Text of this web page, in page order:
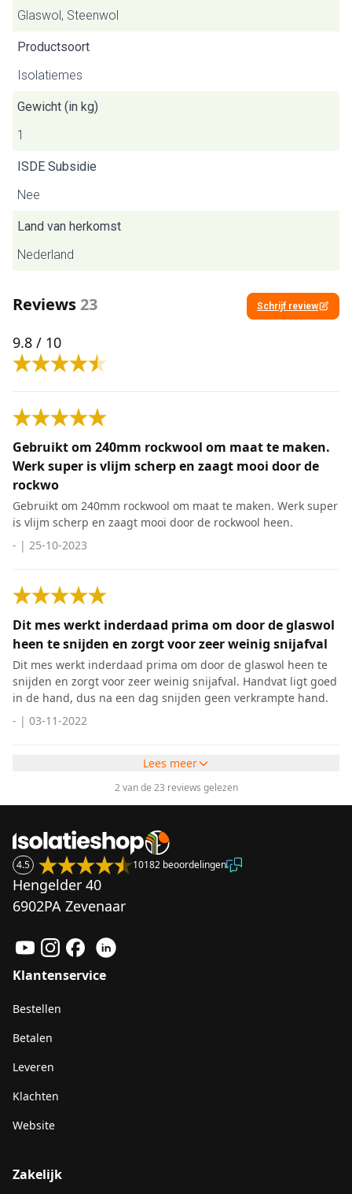
Glaswol, Steenwol
Productsoort
Isolatiemes
Gewicht (in kg)
1
ISDE Subsidie
Nee
Land van herkomst
Nederland
Reviews23 Schrijf review
9.8 / 10
Gebruikt om 240mm rockwool om maat te maken.
Werk super is vlijm scherp en zaagt mooi door de
rockwo
Gebruikt om 240mm rockwool om maat te maken. Werk super
is vlijm scherp en zaagt mooi door de rockwool heen.
- | 25-10-2023
Dit mes werkt inderdaad prima om door de glaswol
heen te snijden en zorgt voor zeer weinig snijafval
Dit mes werkt inderdaad prima om door de glaswol heen te
snijden en zorgt voor zeer weinig snijafval. Handvat ligt goed
in de hand, dus na een dag snijden geen verkrampte hand.
- | 03-11-2022
Lees meer
2 van de 23 reviews gelezen
4.5 10182 beoordelingen
Hengelder 40
6902PA Zevenaar
Klantenservice
Bestellen
Betalen
Leveren
Klachten
Website
Zakelijk